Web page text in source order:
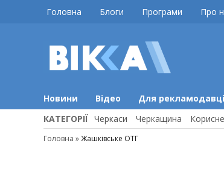
Головна Блоги Програми Про
Новини Відео Для
КАТЕГОРІЇ Черкаси Черкащина Корисне
Головна »Жашківське ОТГ